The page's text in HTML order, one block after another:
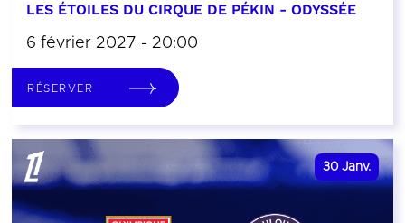
LES ÉTOILES DU CIRQUE DE PÉKIN - ODYSSÉE
6 février 2027 - 20:00
RÉSERVER
30 Janv.